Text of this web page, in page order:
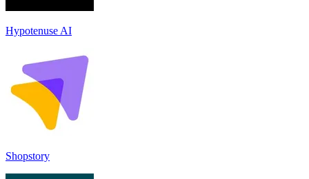
Hypotenuse AI
Shopstory